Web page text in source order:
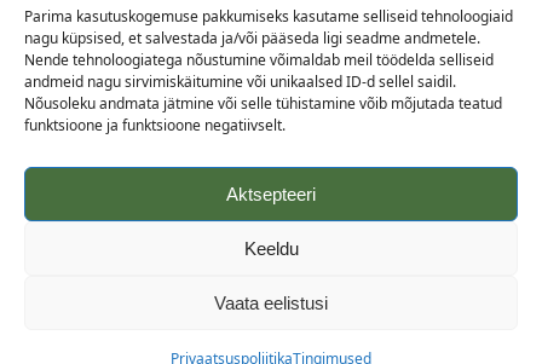
Parima kasutuskogemuse pakkumiseks kasutame selliseid tehnoloogiaid
nagu küpsised, et salvestada ja/või pääseda ligi seadme andmetele.
Nende tehnoloogiatega nõustumine võimaldab meil töödelda selliseid
andmeid nagu sirvimiskäitumine või unikaalsed ID-d sellel saidil.
Nõusoleku andmata jätmine või selle tühistamine võib mõjutada teatud
funktsioone ja funktsioone negatiivselt.
Aktsepteeri
Keeldu
Vaata eelistusi
PrivaatsuspoliitikaTingimused
Kontaktid
Abi
TEAVE OSTJALE
Tarnetingimused
Tingimused
Veebikaart